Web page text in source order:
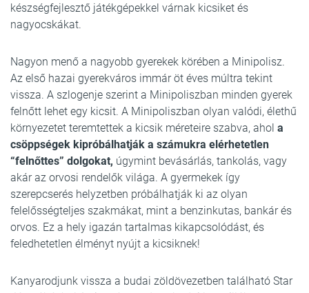
készségfejlesztő játékgépekkel várnak kicsiket és
nagyocskákat.
Nagyon menő a nagyobb gyerekek körében a Minipolisz.
Az első hazai gyerekváros immár öt éves múltra tekint
vissza. A szlogenje szerint a Minipoliszban minden gyerek
felnőtt lehet egy kicsit. A Minipoliszban olyan valódi, élethű
környezetet teremtettek a kicsik méreteire szabva, ahol a
csöppségek kipróbálhatják a számukra elérhetetlen
“felnőttes” dolgokat, úgymint bevásárlás, tankolás, vagy
akár az orvosi rendelők világa. A gyermekek így
szerepcserés helyzetben próbálhatják ki az olyan
felelősségteljes szakmákat, mint a benzinkutas, bankár és
orvos. Ez a hely igazán tartalmas kikapcsolódást, és
feledhetetlen élményt nyújt a kicsiknek!
Kanyarodjunk vissza a budai zöldövezetben található Star